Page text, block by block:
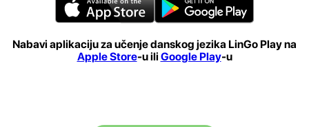
Nabavi aplikaciju za učenje danskog jezika LinGo Play na
Apple Store-u ili Google Play-u